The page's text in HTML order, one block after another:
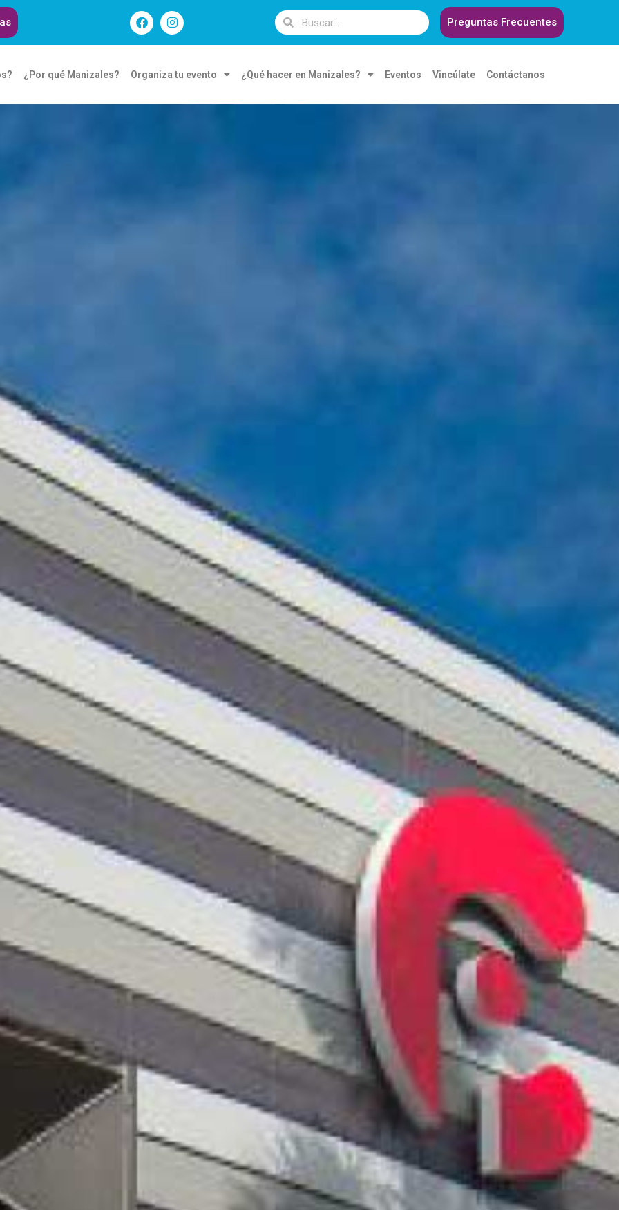
Preguntas Frecuentes
¿Por qué Manizales? Organiza tu evento ¿Qué hacer en Manizales? Eventos Vincúlate Contáctanos